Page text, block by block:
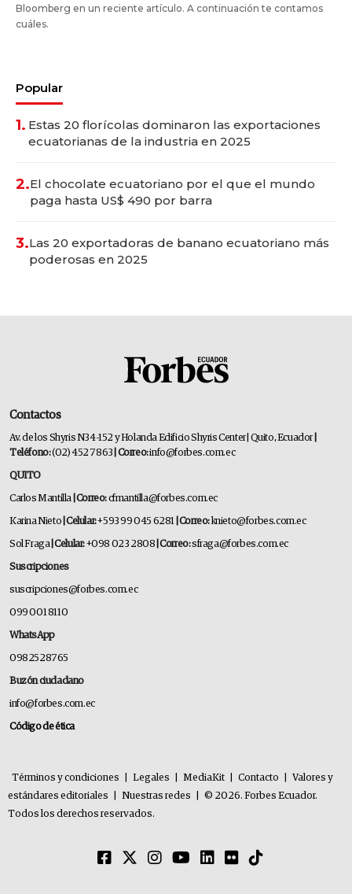
Bloomberg en un reciente artículo. A continuación te contamos
cuáles.
Popular
1. Estas 20 florícolas dominaron las exportaciones
ecuatorianas de la industria en 2025
2.El chocolate ecuatoriano por el que el mundo
paga hasta US$ 490 por barra
3.Las 20 exportadoras de banano ecuatoriano más
poderosas en 2025
Contactos
Av. de los Shyris N34-152 y Holanda Edificio Shyris Center | Quito, Ecuador
Teléfono:(02) 452 7863 | Correo:info@forbes.com.ec
QUITO
Carlos Mantilla | Correo:cfmantilla@forbes.com.ec
Karina Nieto | Celular:+593 99 045 6281 | Correo: knieto@forbes.com.ec
Sol Fraga | Celular:+098 023 2808 | Correo:sfraga@forbes.com.ec
Suscripciones
suscripciones@forbes.com.ec
099 001 8110
WhatsApp
0982528765
Buzón ciudadano
info@forbes.com.ec
Código de ética
Términos y condiciones Legales MediaKit Contacto
Valores y
estándares editoriales
Nuestras redes
© 2026. Forbes Ecuador.
Todos los derechos reservados.